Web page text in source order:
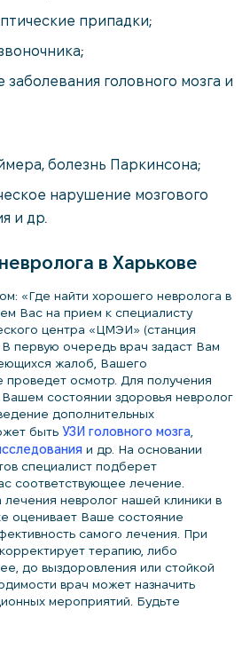
припадки;
заболевания головного мозга и
болезнь Паркинсона;
нарушение мозгового
и др.
в Харькове
«Где найти хорошего невролога в
Вас на прием к специалисту
центра «ЦМЭИ» (станция
первую очередь врач задаст Вам
жалоб, Вашего
проведет осмотр. Для получения
состоянии здоровья невролог
дополнительных
быть УЗИ головного мозга
и др. На основании
специалист подберет
соответствующее лечение.
невролог нашей клиники в
оценивает Ваше состояние
самого лечения. При
терапию, либо
до выздоровления или стойкой
врач может назначить
мероприятий. Будьте